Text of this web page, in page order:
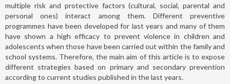
multiple risk and protective factors (cultural, social, parental and
personal ones) interact among them. Different preventive
programmes have been developed for last years and many of them
have shown a high efficacy to prevent violence in children and
adolescents when those have been carried out within the family and
school systems. Therefore, the main aim of this article is to expose
different strategies based on primary and secondary prevention
according to current studies published in the last years.